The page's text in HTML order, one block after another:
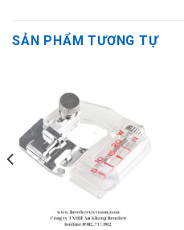
SẢN PHẨM TƯƠNG TỰ